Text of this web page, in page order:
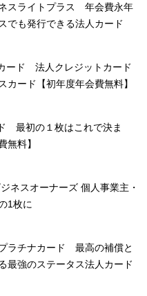
スライトプラス 年会費永年
でも発行できる法人カード
ード 法人クレジットカード
カード【初年度年会費無料】
最初の１枚はこれで決ま
無料】
ネスオーナーズ 個人事業主・
1枚に
ラチナカード 最高の補償と
最強のステータス法人カード